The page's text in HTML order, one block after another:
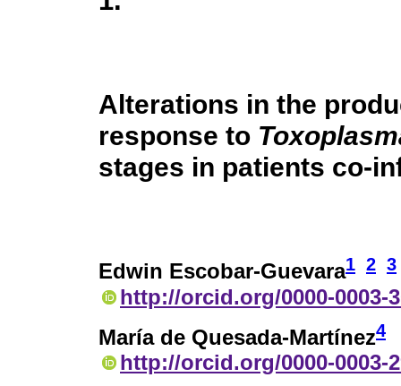
Alterations in the
response to
stages in patients co-
Edwin Escobar-Guevara1 2 3
http://orcid.org/0000-0003-
María de Quesada-Martínez4
http://orcid.org/0000-0003-